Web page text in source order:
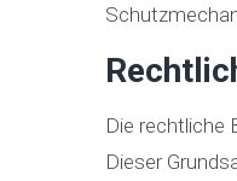
Die rechtliche
Dieser